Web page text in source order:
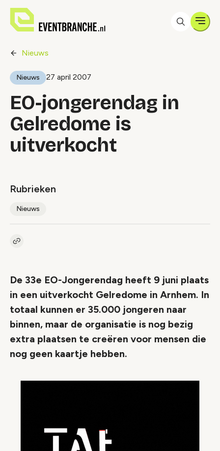
Nieuws
Nieuws 27 april 2007
EO-jongerendag in
Gelredome is
uitverkocht
Rubrieken
Nieuws
Kopieer link naar artikel
De 33e EO-Jongerendag heeft 9 juni plaats
in een uitverkocht Gelredome in Arnhem. In
totaal kunnen er 35.000 jongeren naar
binnen, maar de organisatie is nog bezig
extra plaatsen te creëren voor mensen die
nog geen kaartje hebben.